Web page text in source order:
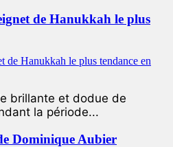
de Hanukkah le plus
brillante et dodue de
la période...
Dominique Aubier